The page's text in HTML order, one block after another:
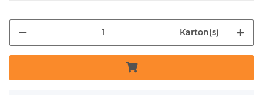
Karton(s)